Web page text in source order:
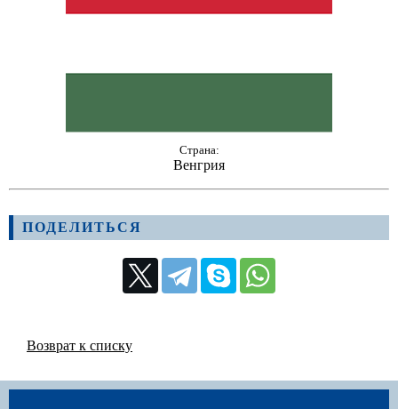
Страна:
Венгрия
ПОДЕЛИТЬСЯ
Возврат к списку